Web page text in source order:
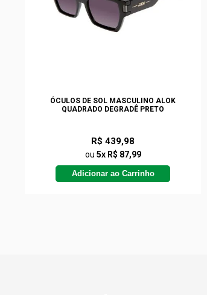
ÓCULOS DE SOL MASCULINO ALOK
QUADRADO DEGRADÊ PRETO
R$ 439,98
ou 5x R$ 87,99
Adicionar ao Carrinho